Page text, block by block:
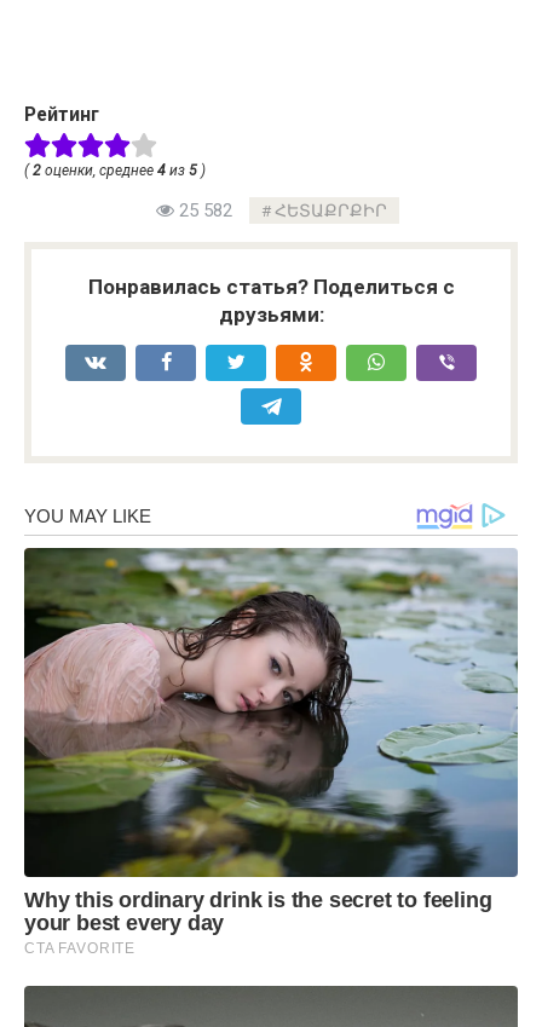
Рейтинг
( 2 оценки, среднее 4 из 5 )
25 582 ՀԵՏԱՔՐՔԻՐ
Понравилась статья? Поделиться с
друзьями: